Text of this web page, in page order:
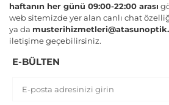
haftanın her günü 09:00-22:00 arası
web sitemizde yer alan canlı chat
ya da
iletişime geçebilirsiniz.
E-BÜLTEN